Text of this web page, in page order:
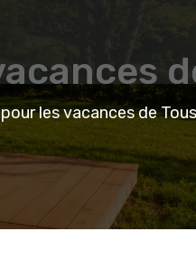
les vacances de